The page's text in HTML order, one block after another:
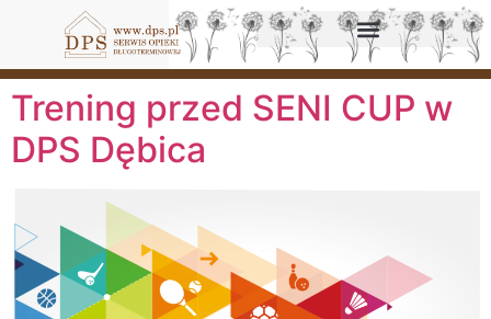
Trening przed SENI CUP w
DPS Dębica